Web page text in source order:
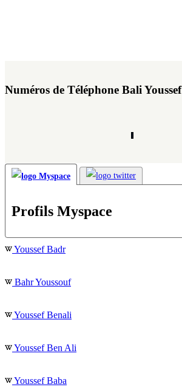
Numéros de Téléphone Bali Youssef
Profils Myspace
Youssef Badr
Bahr Youssouf
Youssef Benali
Youssef Ben Ali
Youssef Baba